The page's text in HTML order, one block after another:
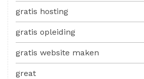
gratis hosting
gratis opleiding
gratis website maken
great